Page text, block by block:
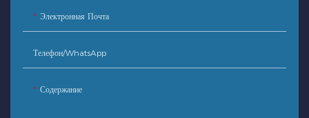
Электронная Почта
Телефон/WhatsApp
Содержание